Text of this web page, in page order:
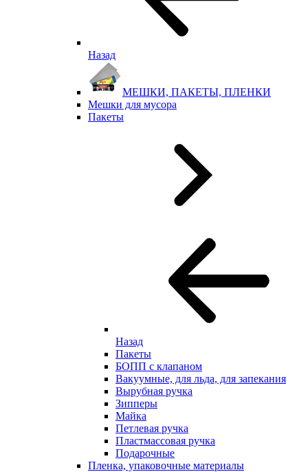
Назад
МЕШКИ, ПАКЕТЫ, ПЛЕНКИ
Мешки для мусора
Пакеты
Назад
Пакеты
БОПП с клапаном
Вакуумные, для льда, для запекания
Вырубная ручка
Зипперы
Майка
Петлевая ручка
Пластмассовая ручка
Подарочные
Пленка, упаковочные материалы